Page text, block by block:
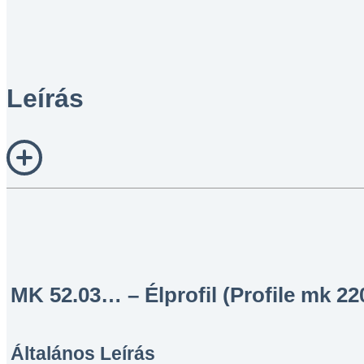
Leírás
MK 52.03… – Élprofil (Profile mk
Általános Leírás